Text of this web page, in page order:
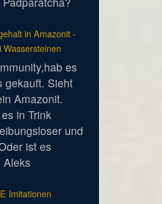
in Amazonit -
Wassersteinen
es
gekauft. Sieht
Amazonit.
in Trink
und
ist es
Aleks
Imitationen